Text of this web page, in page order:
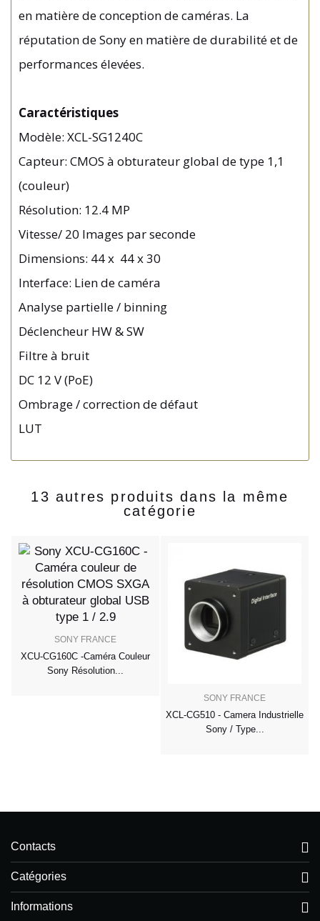
en matière de conception de caméras. La
réputation de Sony en matière de durabilité et de
performances élevées.
Caractéristiques
Modèle: XCL-SG1240C
Capteur: CMOS à obturateur global de type 1,1
(couleur)
Résolution: 12.4 MP
Vitesse/ 20 Images par seconde
Dimensions: 44 x 44 x 30
Interface: Lien de caméra
Analyse partielle / binning
Déclencheur HW & SW
Filtre à bruit
DC 12 V (PoE)
Ombrage / correction de défaut
LUT
13 autres produits dans la même
catégorie
SONY FRANCE
XCU-CG160C -Caméra Couleur
Sony Résolution...
SONY FRANCE
XCL-CG510 - Camera Industrielle
Sony / Type...
Contacts
Catégories
Informations